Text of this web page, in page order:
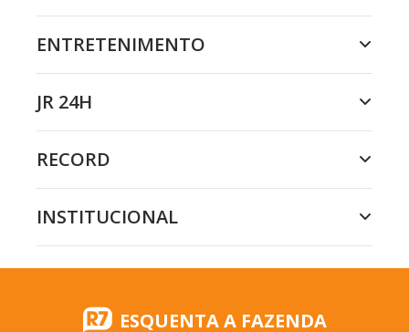
ENTRETENIMENTO
JR 24H
RECORD
INSTITUCIONAL
ESQUENTA A FAZENDA